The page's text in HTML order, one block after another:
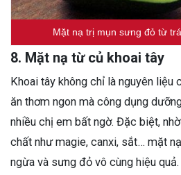
Mặt nạ trị mụn sưng đỏ từ
8. Mặt nạ từ củ khoai tây
Khoai tây không chỉ là nguyên liệu
ăn thơm ngon mà công dụng
nhiều chị em bất ngờ. Đặc biệt,
chất như magie, canxi, sắt… mặt
ngừa và sưng đỏ vô cùng hiệu quả.